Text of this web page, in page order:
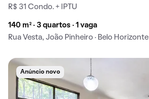
R$ 31 Condo. + IPTU
140 m² · 3 quartos · 1 vaga
Rua Vesta, João Pinheiro · Belo Horizonte
Anúncio novo